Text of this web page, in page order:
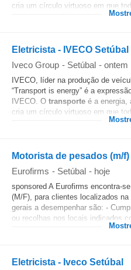
cria um círculo virtuoso em que
Eletricista - IVECO Setúbal
Iveco Group - Setúbal - ontem
IVECO, líder na produção de
“Transport is energy” é a
IVECO. O transporte é a energia,
cria um círculo virtuoso em que
Motorista de pesados (m/f)
Eurofirms - Setúbal - hoje
sponsored A Eurofirms encontra-
(M/F), para clientes localizados
gerais a desempenhar são: -
ou recolhas nos locais indicados
Eletricista - Iveco Setúbal